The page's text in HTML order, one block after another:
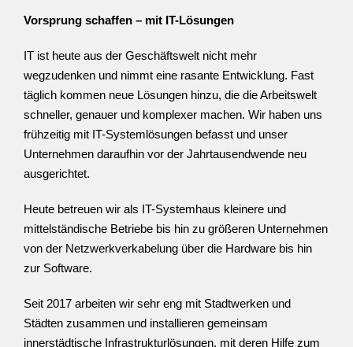
Vorsprung schaffen – mit IT-Lösungen
IT ist heute aus der Geschäftswelt nicht mehr
wegzudenken und nimmt eine rasante Entwicklung. Fast
täglich kommen neue Lösungen hinzu, die die Arbeitswelt
schneller, genauer und komplexer machen. Wir haben uns
frühzeitig mit IT-Systemlösungen befasst und unser
Unternehmen daraufhin vor der Jahrtausendwende neu
ausgerichtet.
Heute betreuen wir als IT-Systemhaus kleinere und
mittelständische Betriebe bis hin zu größeren Unternehmen
von der Netzwerkverkabelung über die Hardware bis hin
zur Software.
Seit 2017 arbeiten wir sehr eng mit Stadtwerken und
Städten zusammen und installieren gemeinsam
innerstädtische Infrastrukturlösungen, mit deren Hilfe zum